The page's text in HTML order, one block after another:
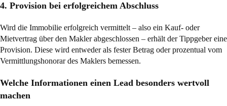
4. Provision bei erfolgreichem Abschluss
Wird die Immobilie erfolgreich vermittelt – also ein Kauf- oder
Mietvertrag über den Makler abgeschlossen – erhält der Tippgeber eine
Provision. Diese wird entweder als fester Betrag oder prozentual vom
Vermittlungshonorar des Maklers bemessen.
Welche Informationen einen Lead besonders wertvoll
machen